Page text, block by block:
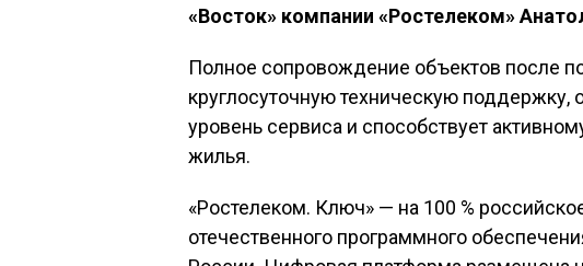
«Восток» компании «Ростелеком»
Полное сопровождение объектов после
круглосуточную техническую поддержку,
уровень сервиса и способствует
жилья.
«Ростелеком. Ключ» — на 100 %
отечественного программного